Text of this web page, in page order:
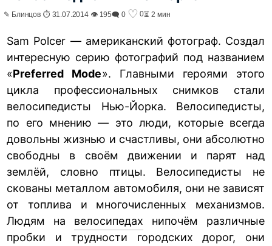
✎ Блинцов ⏱ 31.07.2014 👁 195🗨 0 ♡ 0⏳ 2 мин
Sam Polcer — американский фотограф. Создал
интересную серию фотографий под названием
«Preferred Mode». Главными героями этого
цикла профессиональных снимков стали
велосипедисты Нью-Йорка. Велосипедисты,
по его мнению — это люди, которые всегда
довольны жизнью и счастливы, они абсолютно
свободны в своём движении и парят над
землёй, словно птицы. Велосипедисты не
скованы металлом автомобиля, они не зависят
от топлива и многочисленных механизмов.
Людям на велосипедах нипочём различные
пробки и трудности городских дорог, они